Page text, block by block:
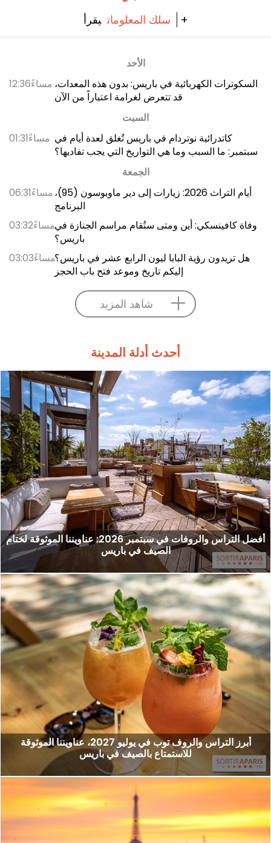
سلك المعلومات يقرأ +
الأحد
12:36مساءً السكوترات الكهربائية في باريس: بدون هذه المعدات،
قد تتعرض لغرامة اعتباراً من الآن
السبت
01:31مساءً كاتدرائية نوتردام في باريس تُغلق لعدة أيام في
سبتمبر: ما السبب وما هي التواريخ التي يجب تفاديها؟
الجمعة
06:31مساءًأيام التراث 2026: زيارات إلى دير ماوبوسون (95)،
البرنامج
03:32مساءًوفاة كافينسكي: أين ومتى ستُقام مراسم الجنازة في
باريس؟
03:03مساءًهل تريدون رؤية البابا ليون الرابع عشر في باريس؟
إليكم تاريخ وموعد فتح باب الحجز
شاهد المزيد
أحدث أدلة المدينة
أفضل التراس والروفات في سبتمبر 2026: عناويننا الموثوقة لختام
الصيف في باريس
أبرز التراس والروف توب في يوليو 2027، عناويننا الموثوقة
للاستمتاع بالصيف في باريس